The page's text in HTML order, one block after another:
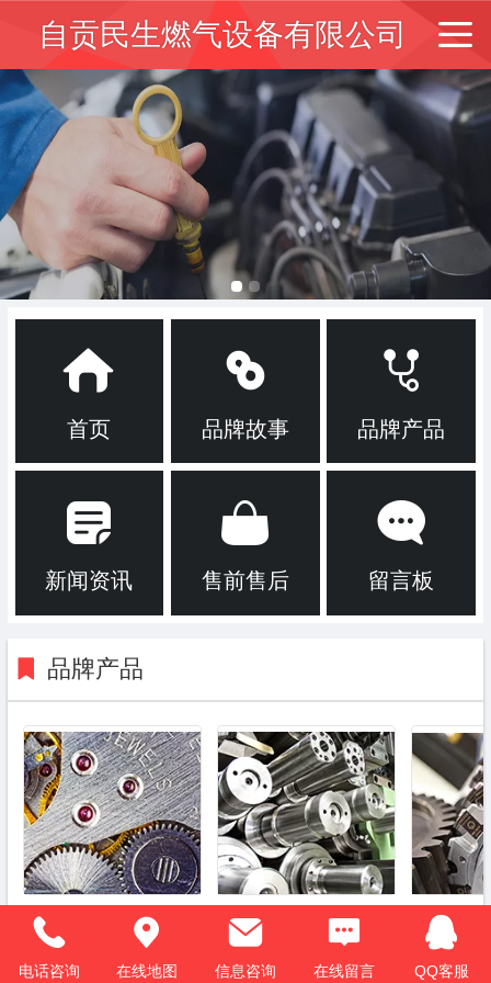
自贡民生燃气设备有限公司
首页 品牌故事 品牌产品
新闻资讯 售前售后 留言板
品牌产品
新闻动态
电话咨询 在线地图 信息咨询 在线留言 QQ客服